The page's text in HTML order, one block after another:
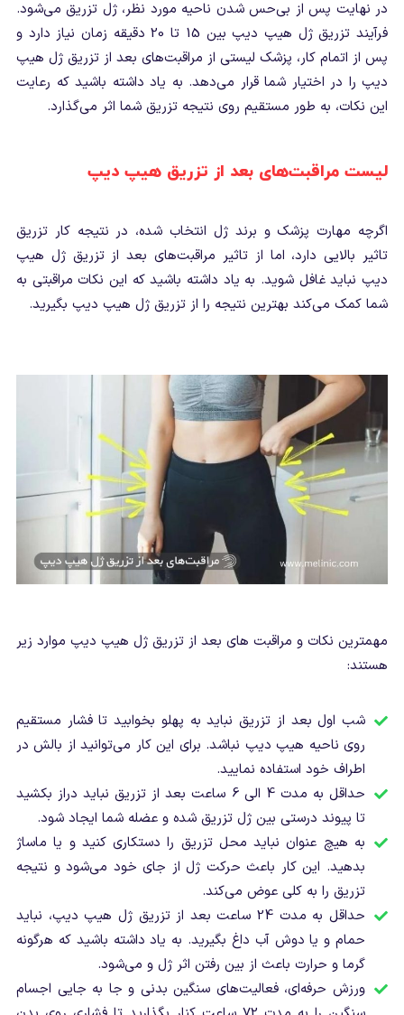
در نهایت پس از بی‌حس شدن ناحیه مورد نظر، ژل تزریق می‌شود.
فرآیند تزریق ژل هیپ دیپ بین 15 تا 20 دقیقه زمان نیاز دارد و
پس از اتمام کار، پزشک لیستی از مراقبت‌های بعد از تزریق ژل هیپ
دیپ را در اختیار شما قرار می‌دهد. به یاد داشته باشید که رعایت
این نکات، به طور مستقیم روی نتیجه تزریق شما اثر می‌گذارد.
لیست مراقبت‌های بعد از تزریق هیپ دیپ
اگرچه مهارت پزشک و برند ژل انتخاب شده، در نتیجه کار تزریق
تاثیر بالایی دارد، اما از تاثیر مراقبت‌های بعد از تزریق ژل هیپ
دیپ نباید غافل شوید. به یاد داشته باشید که این نکات مراقبتی به
شما کمک می‌کند بهترین نتیجه را از تزریق ژل هیپ دیپ بگیرید.
مهمترین نکات و مراقبت های بعد از تزریق ژل هیپ دیپ موارد زیر
هستند:
شب اول بعد از تزریق نباید به پهلو بخوابید تا فشار مستقیم
روی ناحیه هیپ دیپ نباشد. برای این کار می‌توانید از بالش در
اطراف خود استفاده نمایید.
حداقل به مدت 4 الی 6 ساعت بعد از تزریق نباید دراز بکشید
تا پیوند درستی بین ژل تزریق شده و عضله شما ایجاد شود.
به هیچ عنوان نباید محل تزریق را دستکاری کنید و یا ماساژ
بدهید. این کار باعث حرکت ژل از جای خود می‌شود و نتیجه
تزریق را به کلی عوض می‌کند.
حداقل به مدت 24 ساعت بعد از تزریق ژل هیپ دیپ، نباید
حمام و یا دوش آب داغ بگیرید. به یاد داشته باشید که هرگونه
گرما و حرارت باعث از بین رفتن اثر ژل و می‌شود.
ورزش حرفه‌ای، فعالیت‌های سنگین بدنی و جا به جایی اجسام